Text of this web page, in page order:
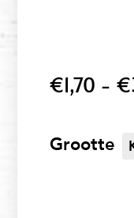
€1,70 - €
Grootte